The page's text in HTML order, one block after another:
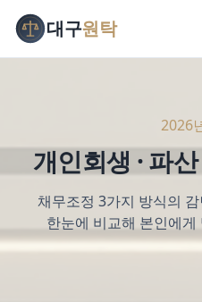
대구원탁
2026
개인회생 · 파
채무조정 3가지 방식의 감
한눈에 비교해 본인에